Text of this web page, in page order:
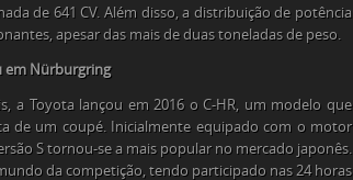
de 641 CV. Além disso, a distribuição de potência
apesar das mais de duas toneladas de peso.
em Nürburgring
a Toyota lançou em 2016 o C-HR , um modelo que
de um coupé. Inicialmente equipado com o motor
S tornou-se a mais popular no mercado japonês.
da competição, tendo participado nas 24 horas